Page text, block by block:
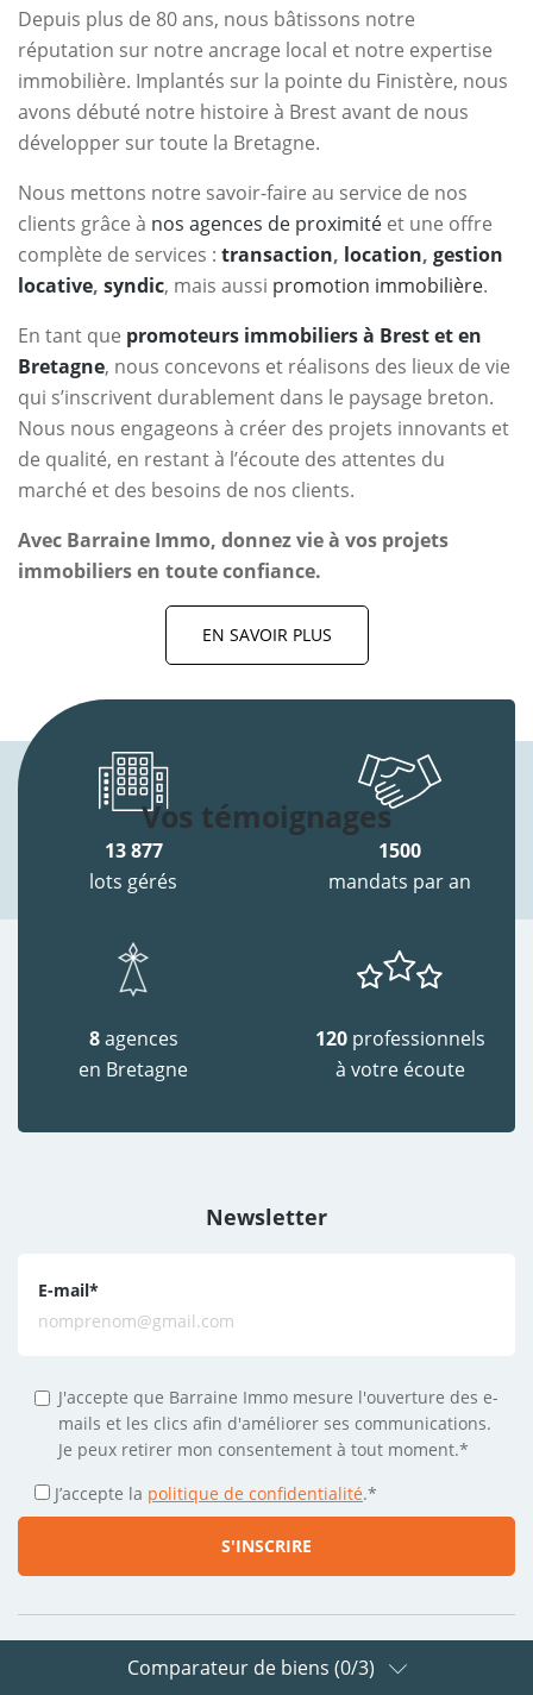
Depuis plus de 80 ans, nous bâtissons notre
réputation sur notre ancrage local et notre expertise
immobilière. Implantés sur la pointe du Finistère, nous
avons débuté notre histoire à Brest avant de nous
développer sur toute la Bretagne.
Nous mettons notre savoir-faire au service de nos
clients grâce à nos agences de proximité et une offre
complète de services : transaction, location, gestion
locative, syndic, mais aussi promotion immobilière.
En tant que promoteurs immobiliers à Brest et en
Bretagne, nous concevons et réalisons des lieux de vie
qui s’inscrivent durablement dans le paysage breton.
Nous nous engageons à créer des projets innovants et
de qualité, en restant à l’écoute des attentes du
marché et des besoins de nos clients.
Avec Barraine Immo, donnez vie à vos projets
immobiliers en toute confiance.
EN SAVOIR PLUS
Vos témoignages
13 877
lots gérés
1500
mandats par an
8agences
en Bretagne
120 professionnels
à votre écoute
Newsletter
E-mail*
J'accepte que Barraine Immo mesure l'ouverture des e-
mails et les clics afin d'améliorer ses communications.
Je peux retirer mon consentement à tout moment.*
J’accepte la politique de confidentialité.*
Suivez-nous sur les réseaux
Comparateur de biens (0/3)